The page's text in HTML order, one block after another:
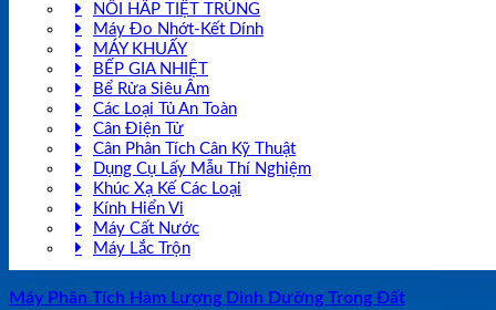
NỒI HẤP TIỆT TRÙNG
Máy Đo Nhớt-Kết Dính
MÁY KHUẤY
BẾP GIA NHIỆT
Bể Rửa Siêu Âm
Các Loại Tủ An Toàn
Cân Điện Tử
Cân Phân Tích Cân Kỹ Thuật
Dụng Cụ Lấy Mẫu Thí Nghiệm
Khúc Xạ Kế Các Loại
Kính Hiển Vi
Máy Cất Nước
Máy Lắc Trộn
Máy Phân Tích Hàm Lượng Dinh Dưỡng Trong Đất